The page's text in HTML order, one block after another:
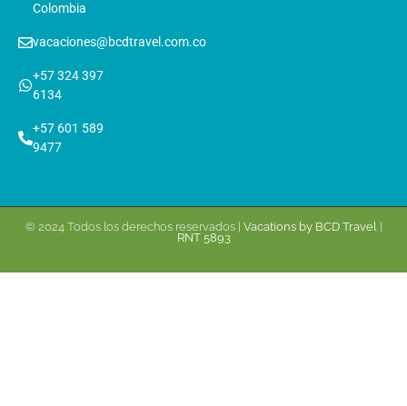
Colombia
vacaciones@bcdtravel.com.co
+57 324 397
6134
+57 601 589
9477
© 2024 Todos los derechos reservados | Vacations by BCD Travel|
RNT 5893